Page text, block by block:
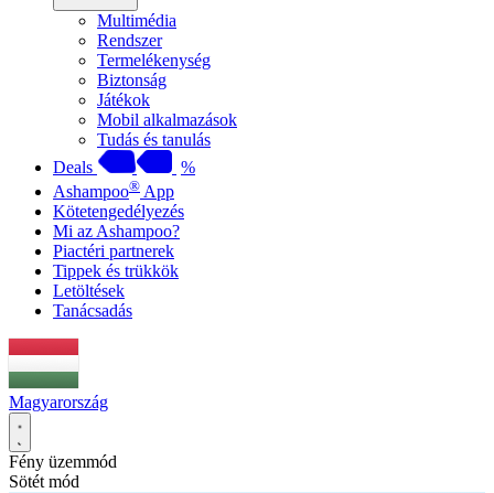
Multimédia
Rendszer
Termelékenység
Biztonság
Játékok
Mobil alkalmazások
Tudás és tanulás
Deals
%
Ashampoo® App
Kötetengedélyezés
Mi az Ashampoo?
Piactéri partnerek
Tippek és trükkök
Letöltések
Tanácsadás
Magyarország
Fény üzemmód
Sötét mód